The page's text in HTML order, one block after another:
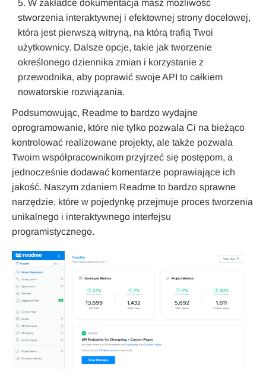
W zakładce dokumentacja masz możliwość
stworzenia interaktywnej i efektownej strony docelowej,
która jest pierwszą witryną, na którą trafią Twoi
użytkownicy. Dalsze opcje, takie jak tworzenie
określonego dziennika zmian i korzystanie z
przewodnika, aby poprawić swoje API to całkiem
nowatorskie rozwiązania.
Podsumowując, Readme to bardzo wydajne
oprogramowanie, które nie tylko pozwala Ci na bieżąco
kontrolować realizowane projekty, ale także pozwala
Twoim współpracownikom przyjrzeć się postępom, a
jednocześnie dodawać komentarze poprawiające ich
jakość. Naszym zdaniem Readme to bardzo sprawne
narzędzie, które w pojedynkę przejmuje proces tworzenia
unikalnego i interaktywnego interfejsu
programistycznego.